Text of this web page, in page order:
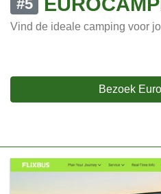
Vind de ideale camping voor
Bezoek